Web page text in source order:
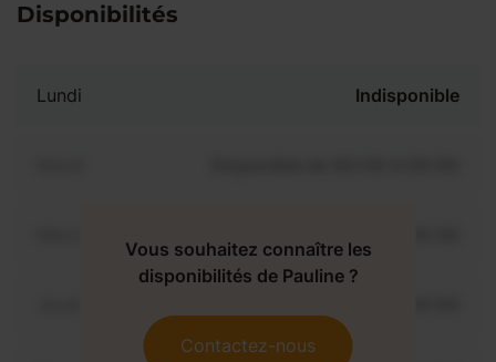
Disponibilités
Lundi Indisponible
Vous souhaitez connaître les
disponibilités de Pauline ?
Contactez-nous